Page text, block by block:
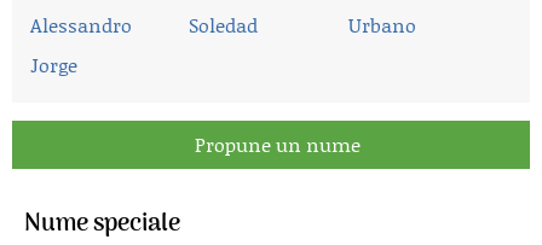
Alessandro
Soledad
Urbano
Jorge
Propune un nume
Nume speciale